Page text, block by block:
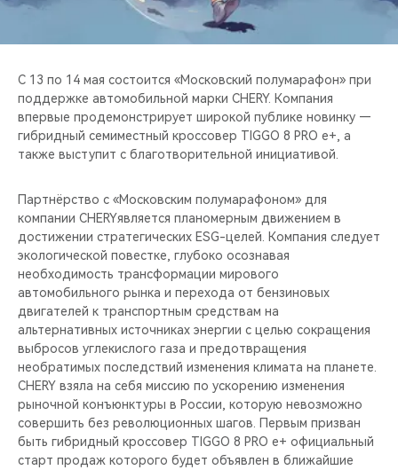
CHERY И СПОРТ
НАШИ МЕРОПРИЯТИЯ
ВИДЕООБЗОРЫ
С 13 по 14 мая состоится «Московский полумарафон» при
поддержке автомобильной марки CHERY. Компания
впервые продемонстрирует широкой публике новинку —
гибридный семиместный кроссовер TIGGO 8 PRO e+, а
также выступит с благотворительной инициативой.
Партнёрство с «Московским полумарафоном» для
компании CHERYявляется планомерным движением в
достижении стратегических ESG-целей. Компания следует
экологической повестке, глубоко осознавая
необходимость трансформации мирового
автомобильного рынка и перехода от бензиновых
двигателей к транспортным средствам на
альтернативных источниках энергии с целью сокращения
выбросов углекислого газа и предотвращения
необратимых последствий изменения климата на планете.
CHERY взяла на себя миссию по ускорению изменения
рыночной конъюнктуры в России, которую невозможно
совершить без революционных шагов. Первым призван
быть гибридный кроссовер TIGGO 8 PRO e+ официальный
старт продаж которого будет объявлен в ближайшие